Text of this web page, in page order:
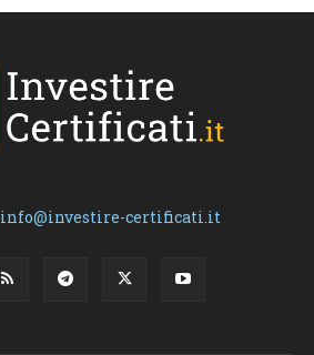
info@investire-certificati.it